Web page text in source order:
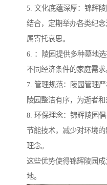
5. 文化底蕴深厚：锦辉
结合，定期举办各类纪
属寄托哀思。
6. ：陵园提供多种墓地
不同经济条件的家庭需求
7. 管理规范：陵园管理
陵园整洁有序，为逝者和
8. 环保理念：锦辉陵园
节能技术，减少对环境
理念。
这些优势使得锦辉陵园
地。